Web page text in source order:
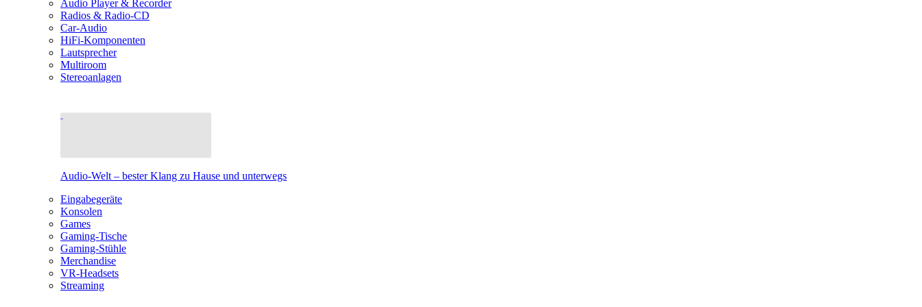
Audio Player & Recorder
Radios & Radio-CD
Car-Audio
HiFi-Komponenten
Lautsprecher
Multiroom
Stereoanlagen
Audio-Welt – bester Klang zu Hause und unterwegs
Eingabegeräte
Konsolen
Games
Gaming-Tische
Gaming-Stühle
Merchandise
VR-Headsets
Streaming